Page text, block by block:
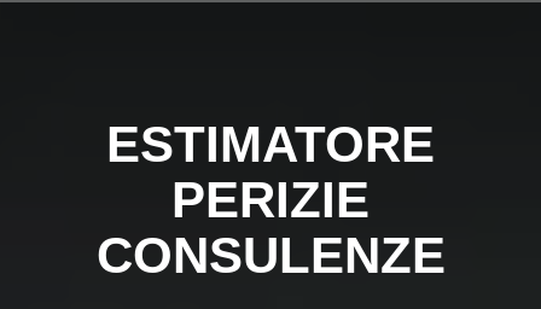
ESTIMATORE
PERIZIE
CONSULENZE